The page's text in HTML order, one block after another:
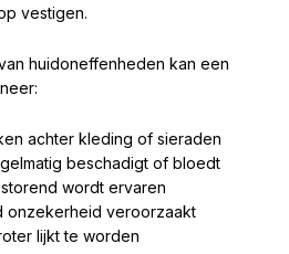
vestigen.
huidoneffenheden kan een
achter kleding of sieraden
beschadigt of bloedt
wordt ervaren
onzekerheid veroorzaakt
lijkt te worden